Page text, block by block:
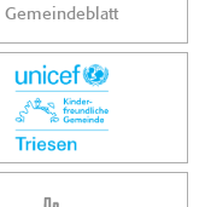
Gemeindeblatt